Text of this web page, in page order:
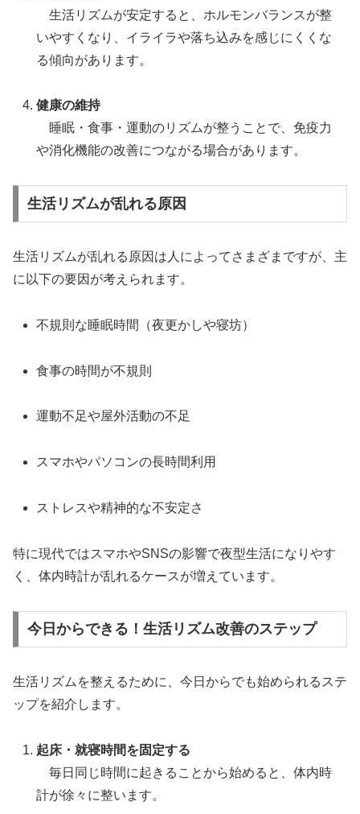
生活リズムが安定すると、ホルモンバランスが整
いやすくなり、イライラや落ち込みを感じにくくな
る傾向があります。
健康の維持
睡眠・食事・運動のリズムが整うことで、免疫力
や消化機能の改善につながる場合があります。
生活リズムが乱れる原因
生活リズムが乱れる原因は人によってさまざまですが、主
に以下の要因が考えられます。
不規則な睡眠時間（夜更かしや寝坊）
食事の時間が不規則
運動不足や屋外活動の不足
スマホやパソコンの長時間利用
ストレスや精神的な不安定さ
特に現代ではスマホやSNSの影響で夜型生活になりやす
く、体内時計が乱れるケースが増えています。
今日からできる！生活リズム改善のステップ
生活リズムを整えるために、今日からでも始められるステ
ップを紹介します。
起床・就寝時間を固定する
毎日同じ時間に起きることから始めると、体内時
計が徐々に整います。